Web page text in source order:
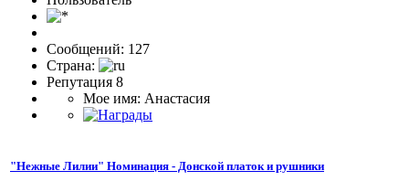
Сообщений: 127
Страна:
Репутация 8
Мое имя: Анастасия
"Нежные Лилии" Номинация - Донской платок и рушники